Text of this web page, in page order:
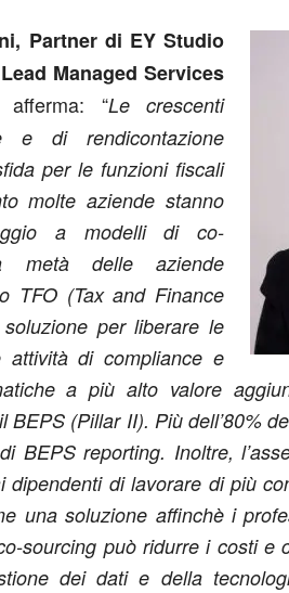
Partner di EY Studio
Managed Services
afferma: “Le crescenti
e di rendicontazione
per le funzioni fiscali
molte aziende stanno
a modelli di co-
metà delle aziende
TFO (Tax and Finance
per liberare le
attività di compliance e
a più alto valore
BEPS (Pillar II). Più dell’80%
BEPS reporting. Inoltre,
dipendenti di lavorare di più
una soluzione affinchè i
sourcing può ridurre i costi e
dei dati e della